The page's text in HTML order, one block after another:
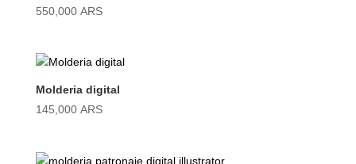
550,000 ARS
Molderia digital
145,000 ARS